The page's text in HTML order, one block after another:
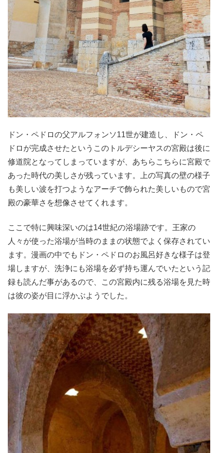
ドン・ペドロの父アルフォンソ11世が建造し、ドン・ペ
ドロが完成させたというこのトルデシーヤスの宮殿は後に
修道院となってしまっていますが、あちらこちらに宮殿で
あった時代の美しさが残っています。上の写真の壁の様子
も美しい波を打つようなアーチで飾られた美しいもので宮
殿の豪華さを想像させてくれます。
ここで特に興味深いのは14世紀の浴場跡です。王家の
人々が使った浴場が当時のままの状態でよく保存されてい
ます。漫画の中でもドン・ペドロのお風呂好きな様子は登
場しますが、洗浄にも浴場を必ず持ち運んでいたという記
録も読んだ事があるので、この宮殿内に残る浴場を見た時
は彼の姿が目に浮かぶようでした。